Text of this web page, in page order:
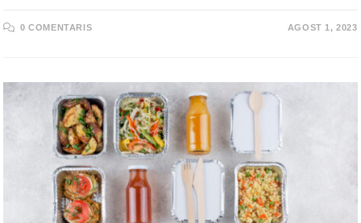
0 COMENTARIS AGOST 1, 2023